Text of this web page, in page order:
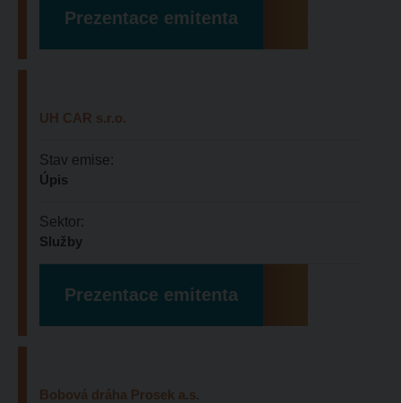
Prezentace emitenta
UH CAR s.r.o.
Stav emise:
Úpis
Sektor:
Služby
Prezentace emitenta
Bobová dráha Prosek a.s.